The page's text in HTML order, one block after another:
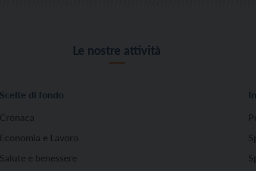
Le nostre attività
Scelte di fondo
Cronaca
Economia e Lavoro
Salute e benessere